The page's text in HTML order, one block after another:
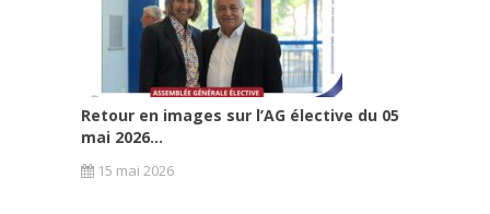
Retour en images sur l’AG élective du 05
mai 2026...
15 mai 2026